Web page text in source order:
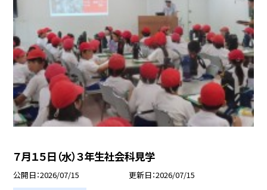
７月１５日（水）３年生社会科見学
公開日 2026/07/15 更新日 2026/07/15